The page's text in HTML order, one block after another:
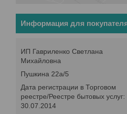
Информация для
ИП Гавриленко Светлана
Михайловна
Пушкина 22а/5
Дата регистрации в Торговом
реестре/Реестре бытовых услуг:
30.07.2014